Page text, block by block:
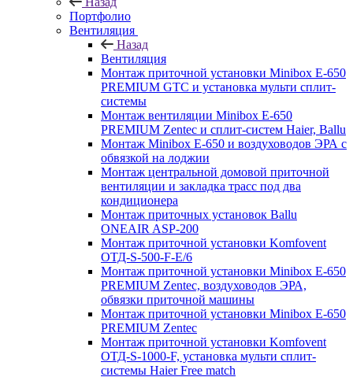
Портфолио
Вентиляция
Назад
Вентиляция
Монтаж приточной установки Minibox E-650
PREMIUM GTC и установка мульти сплит-
системы
Монтаж вентиляции Minibox E-650
PREMIUM Zentec и сплит-систем Haier, Ballu
Монтаж Minibox E-650 и воздуховодов ЭРА с
обвязкой на лоджии
Монтаж центральной домовой приточной
вентиляции и закладка трасс под два
кондиционера
Монтаж приточных установок Ballu
ONEAIR ASP-200
Монтаж приточной установки Komfovent
ОТД-S-500-F-E/6
Монтаж приточной установки Minibox E-650
PREMIUM Zentec, воздуховодов ЭРА,
обвязки приточной машины
Монтаж приточной установки Minibox E-650
PREMIUM Zentec
Монтаж приточной установки Komfovent
ОТД-S-1000-F, установка мульти сплит-
системы Haier Free match